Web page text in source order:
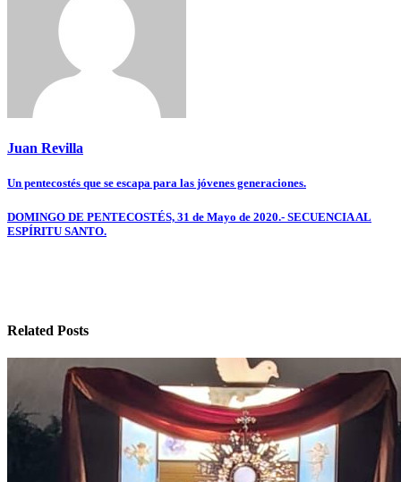
Juan Revilla
Navegación
de
entradas
Un pentecostés que se escapa para las jóvenes generaciones.
DOMINGO DE PENTECOSTÉS, 31 de Mayo de 2020.- SECUENCIA AL
ESPÍRITU SANTO.
Related Posts